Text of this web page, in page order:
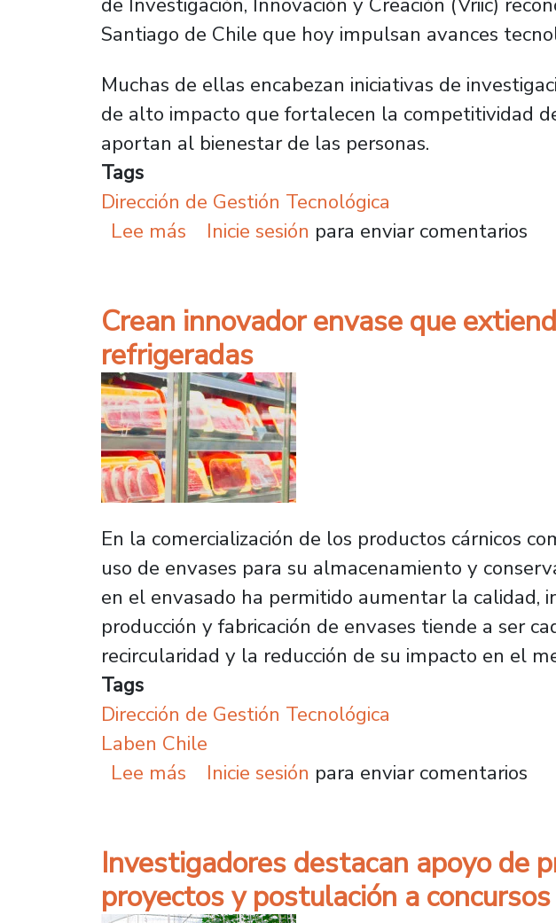
Santiago de Chile que hoy impulsan avances
Muchas de ellas encabezan iniciativas de
de alto impacto que fortalecen la competitividad
aportan al bienestar de las personas.
Tags
Dirección de Gestión Tecnológica
Lee más sobre Investigadoras del Plantel
Inicie sesión para enviar comentarios
Crean innovador envase que
refrigeradas
En la comercialización de los productos cárnicos
uso de envases para su almacenamiento y
en el envasado ha permitido aumentar la calidad,
producción y fabricación de envases tiende a ser
recircularidad y la reducción de su impacto en el
Tags
Dirección de Gestión Tecnológica
Laben Chile
Lee más sobre Crean innovador envase que
Inicie sesión para enviar comentarios
Investigadores destacan apoyo de
proyectos y postulación a